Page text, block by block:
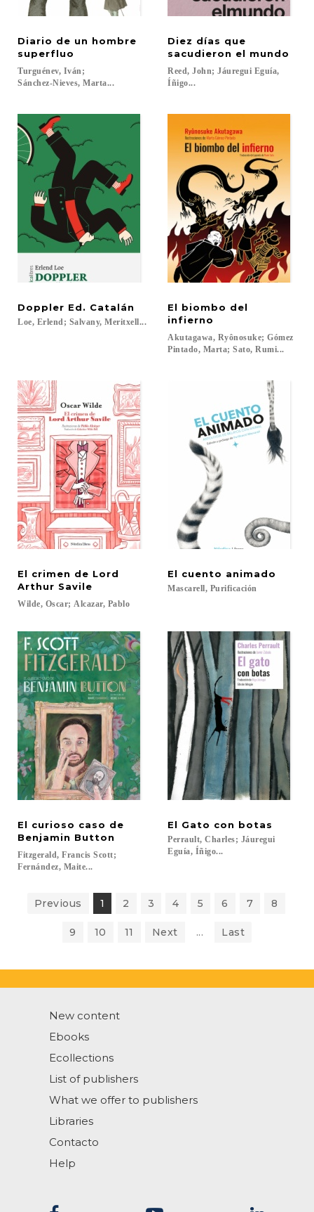
Diario de un hombre
superfluo
Turguénev, Iván;
Sánchez-Nieves, Marta...
Diez días que
sacudieron el mundo
Reed, John; Jáuregui Eguía,
Íñigo...
Doppler Ed. Catalán
Loe, Erlend; Salvany, Meritxell...
El biombo del
infierno
Akutagawa, Ryônosuke; Gómez
Pintado, Marta; Sato, Rumi...
El crimen de Lord
Arthur Savile
Wilde, Oscar; Alcazar, Pablo
El cuento animado
Mascarell, Purificación
El curioso caso de
Benjamin Button
Fitzgerald, Francis Scott;
Fernández, Maite...
El Gato con botas
Perrault, Charles; Jáuregui
Eguía, Íñigo...
Previous 1 2 3 4 5 6 7 8
9 10 11 Next ... Last
New content
Ebooks
Ecollections
List of publishers
What we offer to publishers
Libraries
Contacto
Help